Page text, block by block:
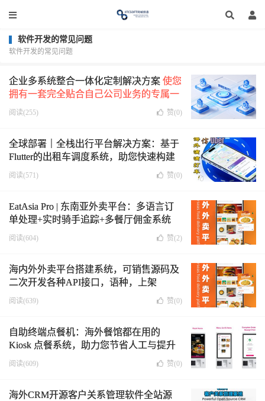
软件开发的常见问题
软件开发的常见问题
企业多系统整合一体化定制解决方案 使您
拥有一套完全贴合自己公司业务的专属一
体化企业管理系统。
阅读(255) 赞(0)
全球部署｜全栈出行平台解决方案：基于
Flutter的出租车调度系统，助您快速构建
多语言网约车平台源码
阅读(571) 赞(0)
EatAsia Pro | 东南亚外卖平台：多语言订
单处理+实时骑手追踪+多餐厅佣金系统
阅读(604) 赞(2)
海内外外卖平台搭建系统，可销售源码及
二次开发各种API接口，语种，上架
APP，外卖平台功能流程定制等
阅读(639) 赞(0)
自助终端点餐机：海外餐馆都在用的
Kiosk 点餐系统，助力您节省人工与提升
体验
阅读(609) 赞(0)
海外CRM开源客户关系管理软件全站源